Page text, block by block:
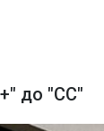
до "СС"